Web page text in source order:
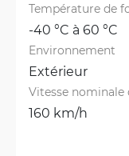
Température de
-40 °C à 60 °C
Environnement
Extérieur
Vitesse nominale
160 km/h